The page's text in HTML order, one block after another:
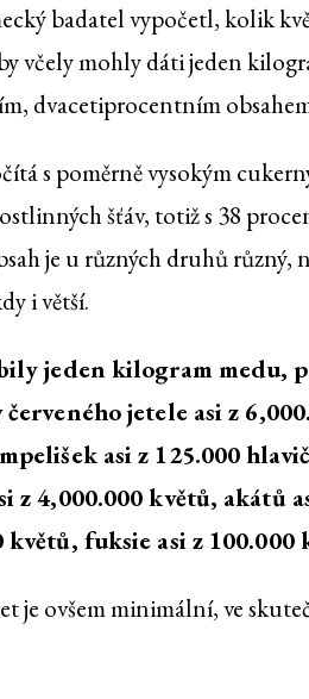
badatel vypočetl, kolik
včely mohly dáti jeden
dvacetiprocentním
s poměrně vysokým
šťáv, totiž s 38
je u různých druhů různý,
i větší.
jeden kilogram medu,
červeného jetele asi z
asi z 125.000
z 4,000.000 květů, akátů
květů, fuksie asi z
je ovšem minimální, ve